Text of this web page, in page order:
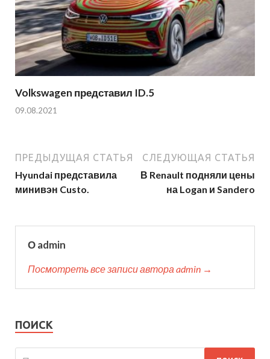
Volkswagen представил ID.5
09.08.2021
ПРЕДЫДУЩАЯ СТАТЬЯ
Hyundai представила
минивэн Custo.
СЛЕДУЮЩАЯ СТАТЬЯ
В Renault подняли цены
на Logan и Sandero
О admin
Посмотреть все записи автора admin →
ПОИСК